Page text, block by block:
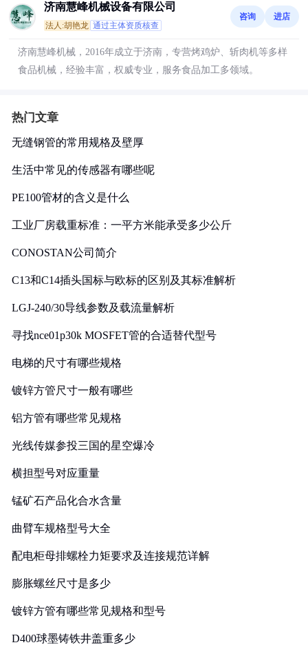
济南慧峰机械设备有限公司
法人:胡艳龙 通过主体资质核查
咨询 进店
济南慧峰机械，2016年成立于济南，专营烤鸡炉、斩肉机等多样
食品机械，经验丰富，权威专业，服务食品加工多领域。
热门文章
无缝钢管的常用规格及壁厚
生活中常见的传感器有哪些呢
PE100管材的含义是什么
工业厂房载重标准：一平方米能承受多少公斤
CONOSTAN公司简介
C13和C14插头国标与欧标的区别及其标准解析
LGJ-240/30导线参数及载流量解析
寻找nce01p30k MOSFET管的合适替代型号
电梯的尺寸有哪些规格
镀锌方管尺寸一般有哪些
铝方管有哪些常见规格
光线传媒参投三国的星空爆冷
横担型号对应重量
锰矿石产品化合水含量
曲臂车规格型号大全
配电柜母排螺栓力矩要求及连接规范详解
膨胀螺丝尺寸是多少
镀锌方管有哪些常见规格和型号
D400球墨铸铁井盖重多少